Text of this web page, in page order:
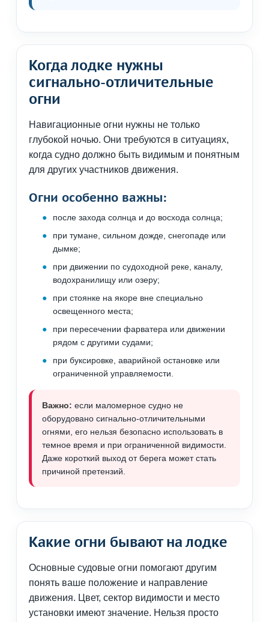
Когда лодке нужны
сигнально-отличительные
огни
Навигационные огни нужны не только
глубокой ночью. Они требуются в ситуациях,
когда судно должно быть видимым и понятным
для других участников движения.
Огни особенно важны:
после захода солнца и до восхода солнца;
при тумане, сильном дожде, снегопаде или
дымке;
при движении по судоходной реке, каналу,
водохранилищу или озеру;
при стоянке на якоре вне специально
освещенного места;
при пересечении фарватера или движении
рядом с другими судами;
при буксировке, аварийной остановке или
ограниченной управляемости.
Важно: если маломерное судно не
оборудовано сигнально-отличительными
огнями, его нельзя безопасно использовать в
темное время и при ограниченной видимости.
Даже короткий выход от берега может стать
причиной претензий.
Какие огни бывают на лодке
Основные судовые огни помогают другим
понять ваше положение и направление
движения. Цвет, сектор видимости и место
установки имеют значение. Нельзя просто